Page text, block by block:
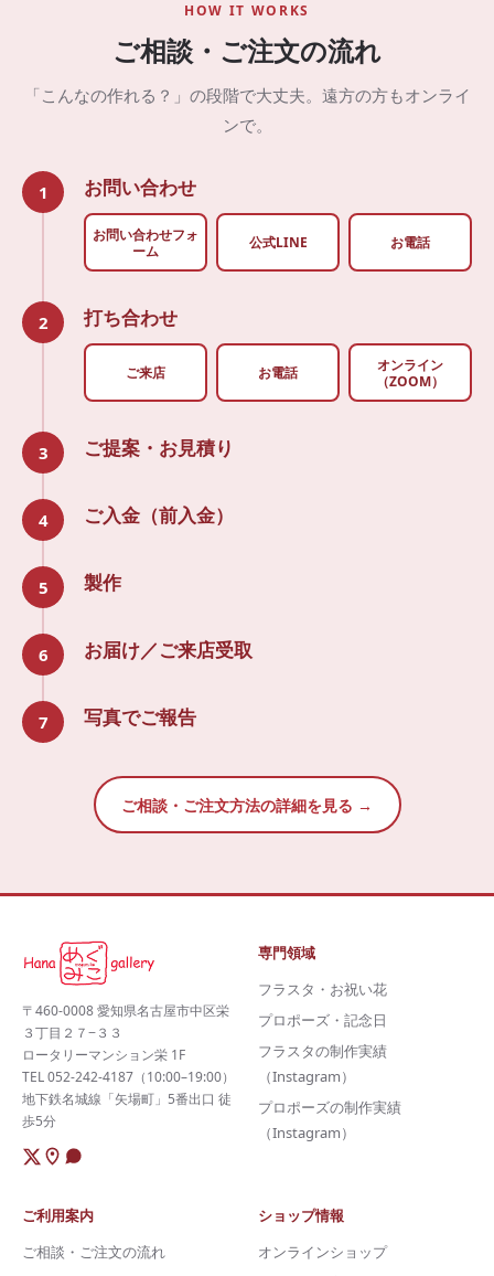
HOW IT WORKS
ご相談・ご注文の流れ
「こんなの作れる？」の段階で大丈夫。遠方の方もオンライ
ンで。
1 お問い合わせ
お問い合わせフォ
ーム
公式LINE お電話
2 打ち合わせ
ご来店 お電話
オンライン
（ZOOM）
3 ご提案・お見積り
4 ご入金（前入金）
5 製作
6 お届け／ご来店受取
7 写真でご報告
ご相談・ご注文方法の詳細を見る →
〒460-0008 愛知県名古屋市中区栄
３丁目２７−３３
ロータリーマンション栄 1F
TEL 052-242-4187（10:00–19:00）
地下鉄名城線「矢場町」5番出口 徒
歩5分
専門領域
フラスタ・お祝い花
プロポーズ・記念日
フラスタの制作実績
（Instagram）
プロポーズの制作実績
（Instagram）
ご利用案内
ご相談・ご注文の流れ
ショップ情報
オンラインショップ